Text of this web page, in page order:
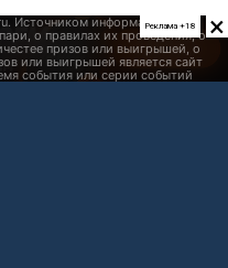
×
Реклама +18